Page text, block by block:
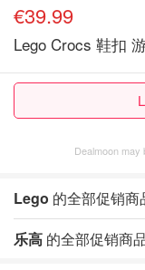
€39.99
Lego Crocs 鞋扣
Dealmoon may
Lego 的全部促销商
乐高 的全部促销商